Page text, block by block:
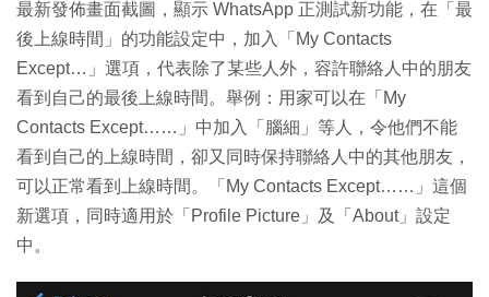
最新發佈畫面截圖，顯示 WhatsApp 正測試新功能，在「最
後上線時間」的功能設定中，加入「My Contacts
Except…」選項，代表除了某些人外，容許聯絡人中的朋友
看到自己的最後上線時間。舉例：用家可以在「My
Contacts Except……」中加入「腦細」等人，令他們不能
看到自己的上線時間，卻又同時保持聯絡人中的其他朋友，
可以正常看到上線時間。「My Contacts Except……」這個
新選項，同時適用於「Profile Picture」及「About」設定
中。